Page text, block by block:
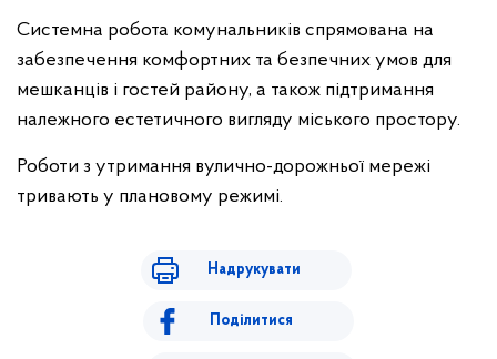
Системна робота комунальників спрямована на
забезпечення комфортних та безпечних умов для
мешканців і гостей району, а також підтримання
належного естетичного вигляду міського простору.
Роботи з утримання вулично-дорожньої мережі
тривають у плановому режимі.
Надрукувати
Поділитися